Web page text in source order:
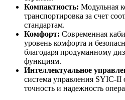
Компактность: Модульная
транспортировка за счет
стандартам.
Комфорт: Современная
уровень комфорта и
благодаря продуманному
функциям.
Интеллектуальное
система управления SYIC-II
точность и надежность